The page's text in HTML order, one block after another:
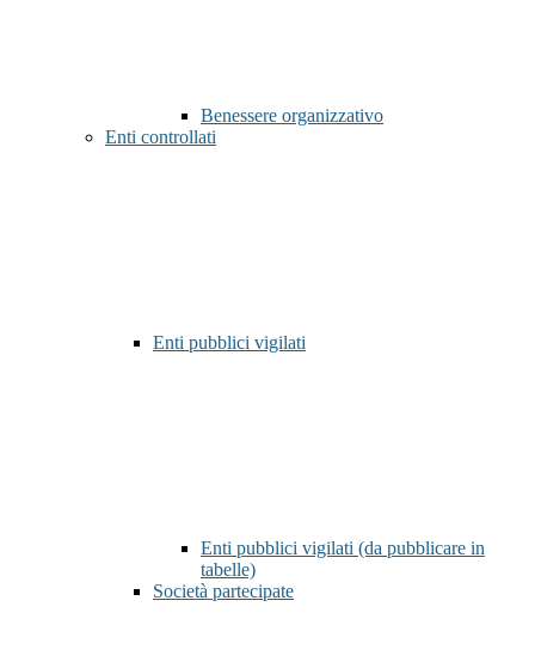
Benessere organizzativo
Enti controllati
Enti pubblici vigilati
Enti pubblici vigilati (da pubblicare in
tabelle)
Società partecipate